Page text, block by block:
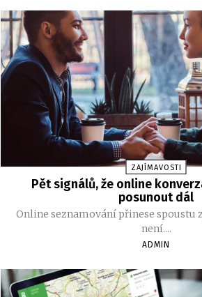
ZAJÍMAVOSTI
Pět signálů, že online
posunout dál
Online seznamování přinese spoustu
není....
ADMIN